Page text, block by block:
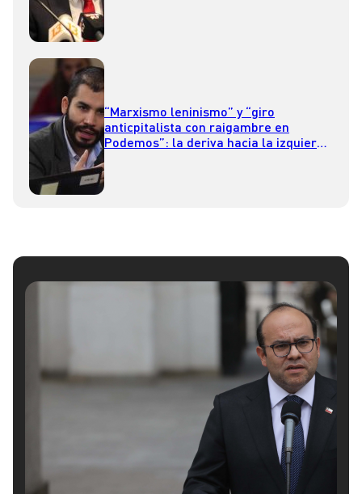
“Marxismo leninismo” y “giro
anticpitalista con raigambre en
Podemos”: la deriva hacia la izquierda